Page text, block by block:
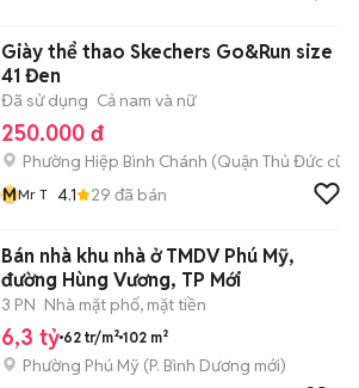
Giày thể thao Skechers Go&Run size
41 Đen
Đã sử dụng Cả nam và nữ
250.000 đ
Phường Hiệp Bình Chánh (Quận Thủ Đức cũ)
MMr T 4.1 29 đã bán
Bán nhà khu nhà ở TMDV Phú Mỹ,
đường Hùng Vương, TP Mới
3 PN Nhà mặt phố, mặt tiền
6,3 tỷ 62 tr/m² 102 m²
Phường Phú Mỹ (P. Bình Dương mới)